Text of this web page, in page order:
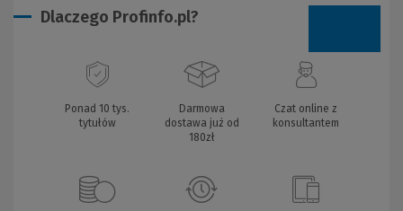
Dlaczego Profinfo.pl?
Ponad 10 tys.
tytułów
Darmowa
dostawa już od
180zł
Czat online z
konsultantem